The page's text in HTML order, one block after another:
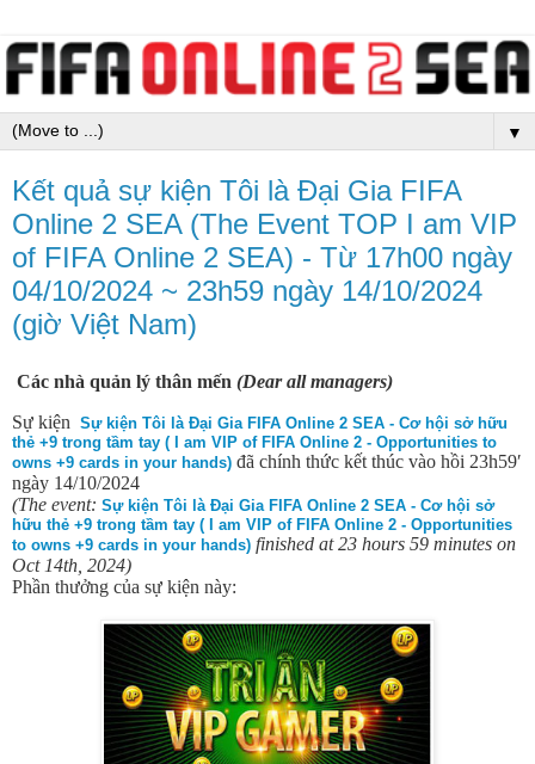
▼
Kết quả sự kiện Tôi là Đại Gia FIFA
Online 2 SEA (The Event TOP I am VIP
of FIFA Online 2 SEA) - Từ 17h00 ngày
04/10/2024 ~ 23h59 ngày 14/10/2024
(giờ Việt Nam)
Các nhà quản lý thân mến (Dear all managers)
Sự kiện Sự kiện Tôi là Đại Gia FIFA Online 2 SEA - Cơ hội sở hữu
thẻ +9 trong tầm tay ( I am VIP of FIFA Online 2 - Opportunities to
owns +9 cards in your hands) đã chính thức kết thúc vào hồi 23h59′
ngày 14/10/2024
(The event: Sự kiện Tôi là Đại Gia FIFA Online 2 SEA - Cơ hội sở
hữu thẻ +9 trong tầm tay ( I am VIP of FIFA Online 2 - Opportunities
to owns +9 cards in your hands) finished at 23 hours 59 minutes on
Oct 14th, 2024)
Phần thưởng của sự kiện này: